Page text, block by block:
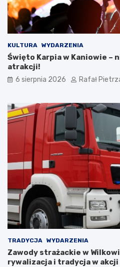
KULTURA WYDARZENIA
Święto Karpia w Kaniowie –
atrakcji!
6 sierpnia 2026 Rafał
TRADYCJA WYDARZENIA
Zawody strażackie w
rywalizacja i tradycja w akcji